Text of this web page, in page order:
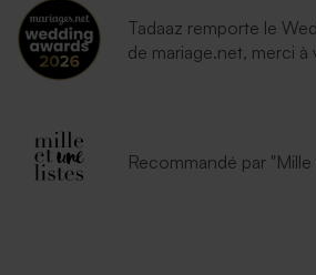
Tadaaz remporte le
de mariage.net, merci à
Recommandé par